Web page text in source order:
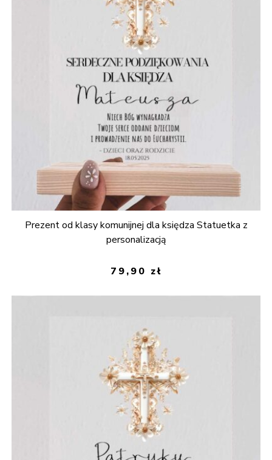
Prezent od klasy komunijnej dla księdza Statuetka z
personalizacją
79,90 zł